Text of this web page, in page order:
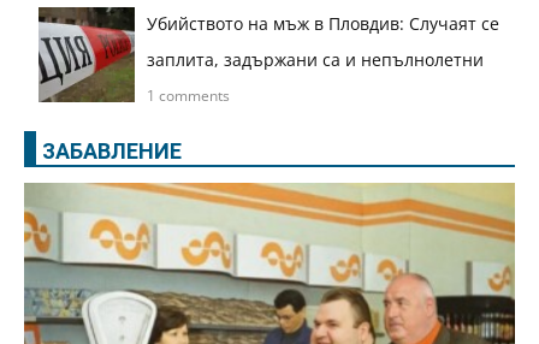
Убийството на мъж в Пловдив: Случаят се
заплита, задържани са и непълнолетни
1 comments
ЗАБАВЛЕНИЕ